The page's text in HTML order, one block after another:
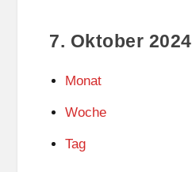
7. Oktober 2024
Monat
Woche
Tag